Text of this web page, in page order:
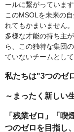
ールに繋がっています
このMSOLを未来の
れてもかまいません。
多様な才能の持ち主
ら、この独特な集団
ていないチームとし
私たちは"3つのゼ
～まったく新しい
「残業ゼロ」「喫
つのゼロを目指し